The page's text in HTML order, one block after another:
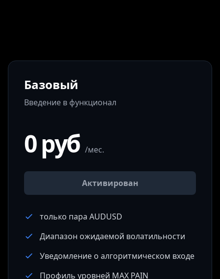
Базовый
Введение в функционал
0 руб /мес.
Активирован
только пара AUDUSD
Диапазон ожидаемой волатильности
Уведомление о алгоритмическом входе
Профиль уровней MAX PAIN